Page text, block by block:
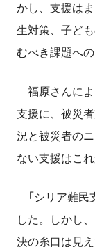
かし、支援は
生対策、子ど
むべき課題へ
福原さんによ
支援に、被災
況と被災者の
ない支援はこれ
「シリア難民
した。しかし
決の糸口は見